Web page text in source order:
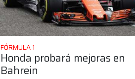
FÓRMULA 1
Honda probará mejoras en
Bahrein